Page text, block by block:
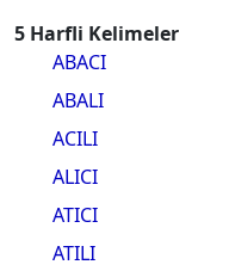
5 Harfli Kelimeler
ABACI
ABALI
ACILI
ALICI
ATICI
ATILI